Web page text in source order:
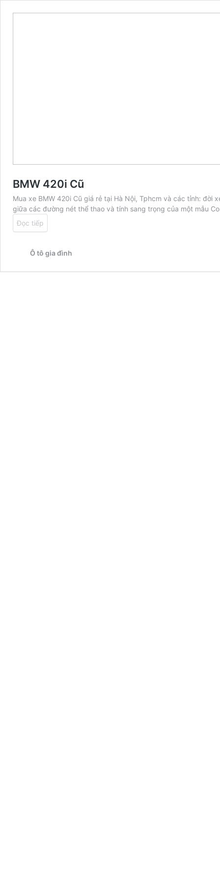
BMW 420i Cũ
Mua xe BMW 420i Cũ giá rẻ tại Hà Nội, Tphcm và các tỉnh: đời
giữa các đường nét thể thao và tính sang trọng của một mẫu
Đọc tiếp
Ô tô gia đình